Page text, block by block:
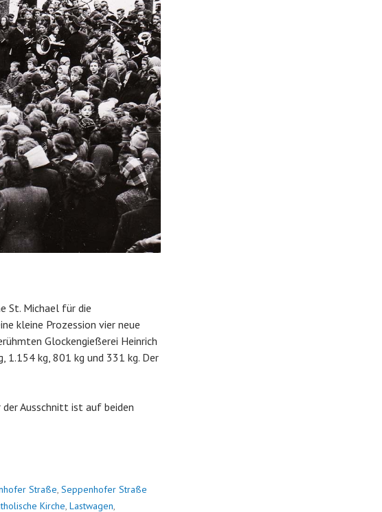
St. Michael für die
kleine Prozession vier neue
Glockengießerei Heinrich
1.154 kg, 801 kg und 331 kg. Der
der Ausschnitt ist auf beiden
Straße, Seppenhofer Straße
Kirche, Lastwagen,